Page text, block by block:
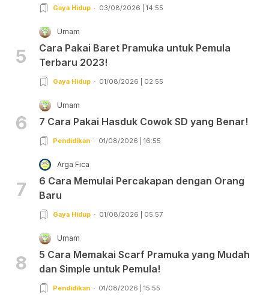
Gaya Hidup 03/08/2026 | 14:55
5
Umam
Cara Pakai Baret Pramuka untuk Pemula
Terbaru 2023!
Gaya Hidup 01/08/2026 | 02:55
6
Umam
7 Cara Pakai Hasduk Cowok SD yang Benar!
Pendidikan 01/08/2026 | 16:55
7
Arga Fica
6 Cara Memulai Percakapan dengan Orang
Baru
Gaya Hidup 01/08/2026 | 05:57
8
Umam
5 Cara Memakai Scarf Pramuka yang Mudah
dan Simple untuk Pemula!
Pendidikan 01/08/2026 | 15:55